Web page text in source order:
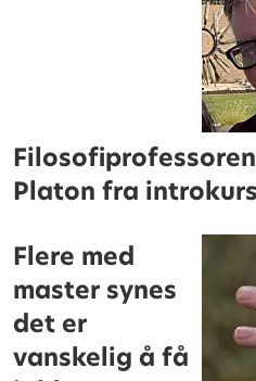
Platon fra
Flere med
master synes
det er
vanskelig å få